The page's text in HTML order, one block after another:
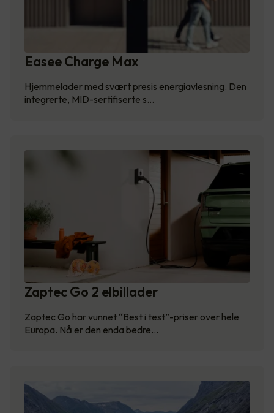
Easee Charge Max
Hjemmelader med svært presis energiavlesning. Den
integrerte, MID-sertifiserte s…
Zaptec Go 2 elbillader
Zaptec Go har vunnet “Best i test”-priser over hele
Europa. Nå er den enda bedre…